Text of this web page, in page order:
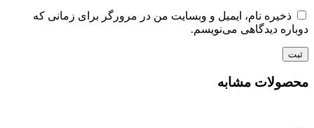
ذخیره نام، ایمیل و وبسایت من در مرورگر برای زمانی که
دوباره دیدگاهی می‌نویسم.
محصولات مشابه